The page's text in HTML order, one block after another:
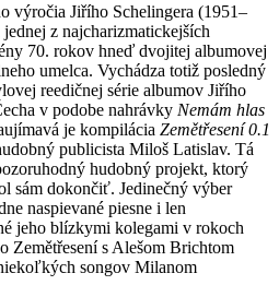
výročia Jiřího Schelingera (1951–
z najcharizmatickejších
70. rokov hneď dvojitej albumovej
umelca. Vychádza totiž posledný
reedičnej série albumov Jiřího
v podobe nahrávky Nemám hlas
je kompilácia Zemětřesení 0.1
publicista Miloš Latislav. Tá
hudobný projekt, ktorý
sám dokončiť. Jedinečný výber
naspievané piesne i len
jeho blízkymi kolegami v rokoch
Zemětřesení s Alešom Brichtom
songov Milanom